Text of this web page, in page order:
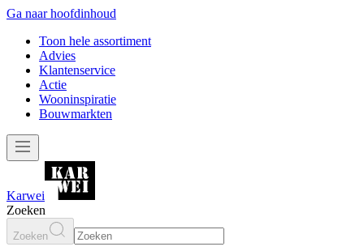
Ga naar hoofdinhoud
Toon hele assortiment
Advies
Klantenservice
Actie
Wooninspiratie
Bouwmarkten
Karwei
Zoeken
Zoeken